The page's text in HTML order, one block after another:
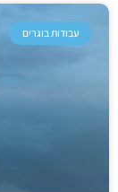
עבודות בוגרים